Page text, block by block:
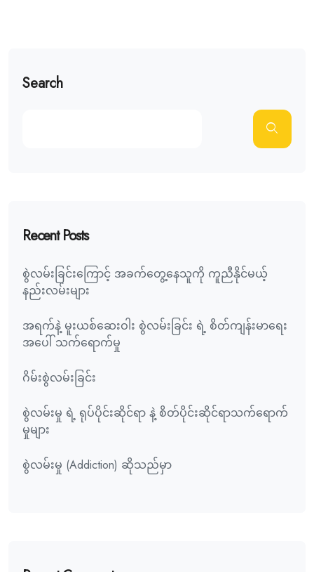
Search
Recent Posts
စွဲလမ်းခြင်းကြောင့် အခက်တွေ့နေသူကို ကူညီနိုင်မယ့်
နည်းလမ်းများ
အရက်နဲ့ မူးယစ်ဆေးဝါး စွဲလမ်းခြင်း ရဲ့ စိတ်ကျန်းမာရေး
အပေါ် သက်ရောက်မှု
ဂိမ်းစွဲလမ်းခြင်း
စွဲလမ်းမှု ရဲ့ ရုပ်ပိုင်းဆိုင်ရာ နဲ့ စိတ်ပိုင်းဆိုင်ရာသက်ရောက်
မှုများ
စွဲလမ်းမှု (Addiction) ဆိုသည်မှာ